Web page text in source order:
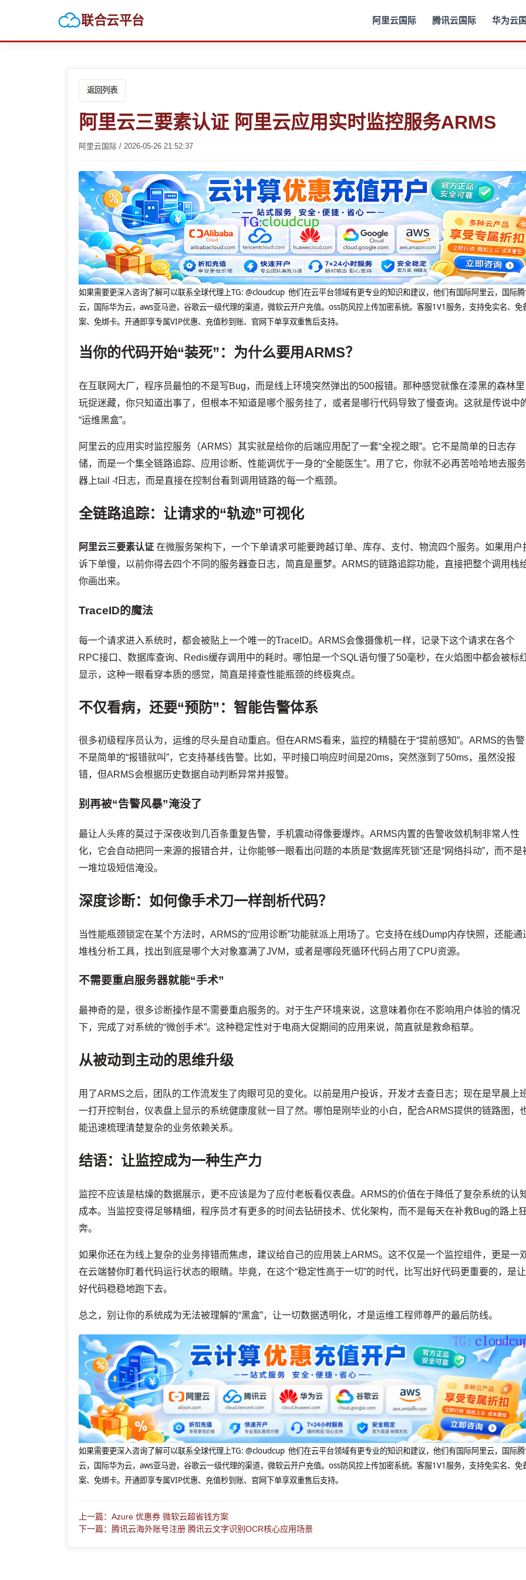
联合云平台 阿里云国际 腾讯云国际 华为云
返回列表
阿里云三要素认证 阿里云应用实时监控服务ARMS
阿里云国际 / 2026-05-26 21:52:37
如果需要更深入咨询了解可以联系全球代理上TG: @cloudcup 他们在云平台领域有更专业的知识和建议，他们有国际阿里云，国际
云，国际华为云，aws亚马逊，谷歌云一级代理的渠道，微软云开户充值。oss防风控上传加密系统。客服1V1服务，支持免实名、免
案、免绑卡。开通即享专属VIP优惠、充值秒到账、官网下单享双重售后支持。
当你的代码开始“装死”：为什么要用ARMS？
在互联网大厂，程序员最怕的不是写Bug，而是线上环境突然弹出的500报错。那种感觉就像在漆黑的森林里
玩捉迷藏，你只知道出事了，但根本不知道是哪个服务挂了，或者是哪行代码导致了慢查询。这就是传说中
“运维黑盒”。
阿里云的应用实时监控服务（ARMS）其实就是给你的后端应用配了一套“全视之眼”。它不是简单的日志存
储，而是一个集全链路追踪、应用诊断、性能调优于一身的“全能医生”。用了它，你就不必再苦哈哈地去服务
器上tail -f日志，而是直接在控制台看到调用链路的每一个瓶颈。
全链路追踪：让请求的“轨迹”可视化
阿里云三要素认证 在微服务架构下，一个下单请求可能要跨越订单、库存、支付、物流四个服务。如果用户
诉下单慢，以前你得去四个不同的服务器查日志，简直是噩梦。ARMS的链路追踪功能，直接把整个调用栈
你画出来。
TraceID的魔法
每一个请求进入系统时，都会被贴上一个唯一的TraceID。ARMS会像摄像机一样，记录下这个请求在各个
RPC接口、数据库查询、Redis缓存调用中的耗时。哪怕是一个SQL语句慢了50毫秒，在火焰图中都会被标
显示，这种一眼看穿本质的感觉，简直是排查性能瓶颈的终极爽点。
不仅看病，还要“预防”：智能告警体系
很多初级程序员认为，运维的尽头是自动重启。但在ARMS看来，监控的精髓在于“提前感知”。ARMS的告警
不是简单的“报错就叫”，它支持基线告警。比如，平时接口响应时间是20ms，突然涨到了50ms，虽然没报
错，但ARMS会根据历史数据自动判断异常并报警。
别再被“告警风暴”淹没了
最让人头疼的莫过于深夜收到几百条重复告警，手机震动得像要爆炸。ARMS内置的告警收敛机制非常人性
化，它会自动把同一来源的报错合并，让你能够一眼看出问题的本质是“数据库死锁”还是“网络抖动”，而不是
一堆垃圾短信淹没。
深度诊断：如何像手术刀一样剖析代码？
当性能瓶颈锁定在某个方法时，ARMS的“应用诊断”功能就派上用场了。它支持在线Dump内存快照，还能通
堆栈分析工具，找出到底是哪个大对象塞满了JVM，或者是哪段死循环代码占用了CPU资源。
不需要重启服务器就能“手术”
最神奇的是，很多诊断操作是不需要重启服务的。对于生产环境来说，这意味着你在不影响用户体验的情况
下，完成了对系统的“微创手术”。这种稳定性对于电商大促期间的应用来说，简直就是救命稻草。
从被动到主动的思维升级
用了ARMS之后，团队的工作流发生了肉眼可见的变化。以前是用户投诉，开发才去查日志；现在是早晨上
一打开控制台，仪表盘上显示的系统健康度就一目了然。哪怕是刚毕业的小白，配合ARMS提供的链路图，
能迅速梳理清楚复杂的业务依赖关系。
结语：让监控成为一种生产力
监控不应该是枯燥的数据展示，更不应该是为了应付老板看仪表盘。ARMS的价值在于降低了复杂系统的认
成本。当监控变得足够精细，程序员才有更多的时间去钻研技术、优化架构，而不是每天在补救Bug的路上
奔。
如果你还在为线上复杂的业务排错而焦虑，建议给自己的应用装上ARMS。这不仅是一个监控组件，更是一
在云端替你盯着代码运行状态的眼睛。毕竟，在这个“稳定性高于一切”的时代，比写出好代码更重要的，是让
好代码稳稳地跑下去。
总之，别让你的系统成为无法被理解的“黑盒”，让一切数据透明化，才是运维工程师尊严的最后防线。
如果需要更深入咨询了解可以联系全球代理上TG: @cloudcup 他们在云平台领域有更专业的知识和建议，他们有国际阿里云，国际
云，国际华为云，aws亚马逊，谷歌云一级代理的渠道，微软云开户充值。oss防风控上传加密系统。客服1V1服务，支持免实名、免
案、免绑卡。开通即享专属VIP优惠、充值秒到账、官网下单享双重售后支持。
上一篇：Azure 优惠券 微软云超省钱方案
下一篇：腾讯云海外账号注册 腾讯云文字识别OCR核心应用场景